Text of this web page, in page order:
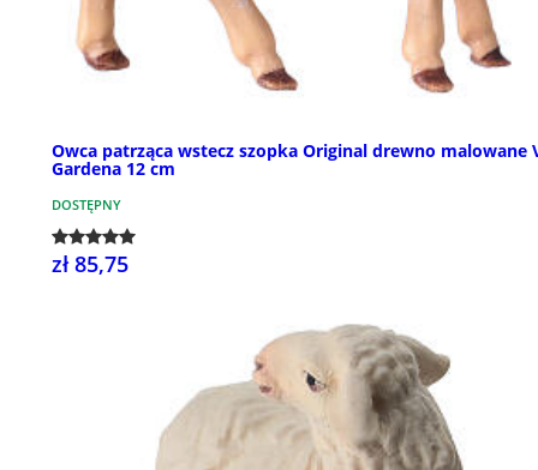
Owca patrząca wstecz szopka Original drewno malowane
Gardena 12 cm
DOSTĘPNY
zł 85,75